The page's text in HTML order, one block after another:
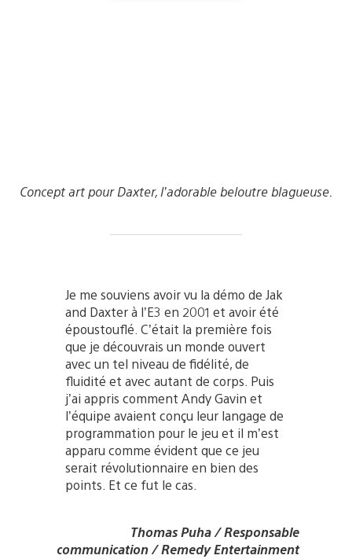
Concept art pour Daxter, l’adorable beloutre blagueuse.
Je me souviens avoir vu la démo de Jak
and Daxter à l’E3 en 2001 et avoir été
époustouflé. C’était la première fois
que je découvrais un monde ouvert
avec un tel niveau de fidélité, de
fluidité et avec autant de corps. Puis
j’ai appris comment Andy Gavin et
l’équipe avaient conçu leur langage de
programmation pour le jeu et il m’est
apparu comme évident que ce jeu
serait révolutionnaire en bien des
points. Et ce fut le cas.
Thomas Puha / Responsable
communication / Remedy Entertainment